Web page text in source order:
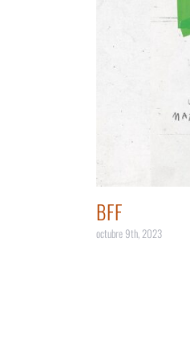
BFF
octubre 9th, 2023